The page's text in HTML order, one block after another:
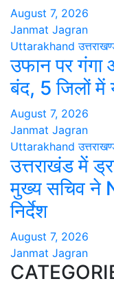
August 7, 2026
Janmat Jagran
Uttarakhand
उफान पर
बंद, 5 जिलों में
August 7, 2026
Janmat Jagran
Uttarakhand
उत्तराखंड में
मुख्य सचिव ने
निर्देश
August 7, 2026
Janmat Jagran